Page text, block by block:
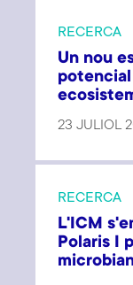
RECERCA
Un nou
23 JULIOL
RECERCA
L'ICM
Polaris I